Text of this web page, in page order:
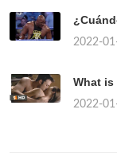
2022-
What is
2022-